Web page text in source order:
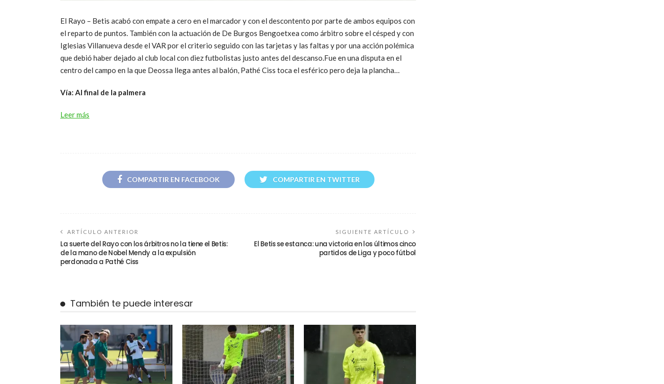
El Rayo – Betis acabó con empate a cero en el marcador y con el descontento por parte de ambos equipos con
el reparto de puntos. También con la actuación de De Burgos Bengoetxea como árbitro sobre el césped y con
Iglesias Villanueva desde el VAR por el criterio seguido con las tarjetas y las faltas y por una acción polémica
que debió haber dejado al club local con diez futbolistas justo antes del descanso.Fue en una disputa en el
centro del campo en la que Deossa llega antes al balón, Pathé Ciss toca el esférico pero deja la plancha…
Vía: Al final de la palmera
Leer más
COMPARTIR EN FACEBOOK COMPARTIR EN TWITTER
ARTÍCULO ANTERIOR
La suerte del Rayo con los árbitros no la tiene el Betis:
de la mano de Nobel Mendy a la expulsión
perdonada a Pathé Ciss
SIGUIENTE ARTÍCULO
El Betis se estanca: una victoria en los últimos cinco
partidos de Liga y poco fútbol
También te puede interesar